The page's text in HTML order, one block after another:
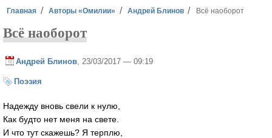
Вы здесь
Главная Авторы «Омилии» Андрей Блинов Всё наоборот
Всё наоборот
Андрей Блинов , 23/03/2017 — 09:19
Поэзия
Надежду вновь свели к нулю,
Как будто нет меня на свете.
И что тут скажешь? Я терплю,